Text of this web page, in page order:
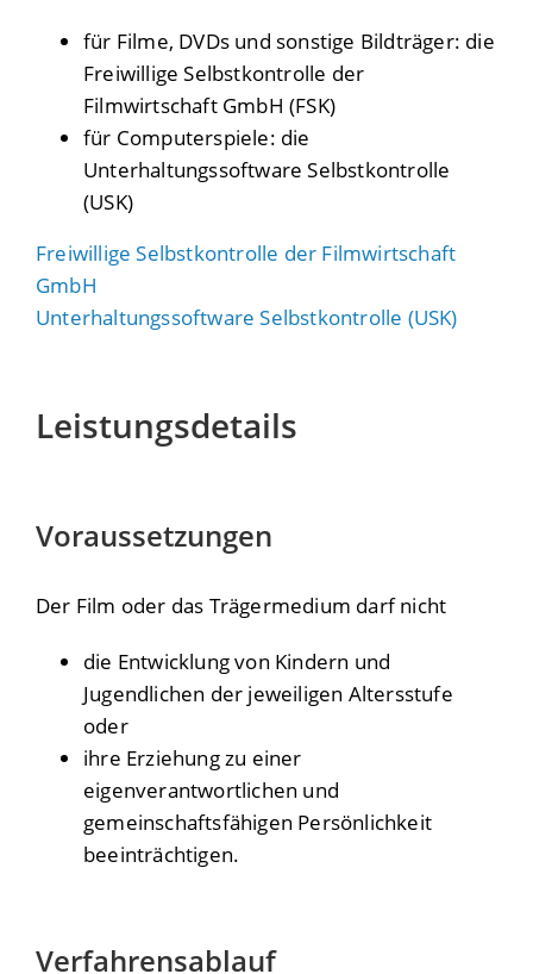
für Filme, DVDs und sonstige Bildträger: die
Freiwillige Selbstkontrolle der
Filmwirtschaft GmbH (FSK)
für Computerspiele: die
Unterhaltungssoftware Selbstkontrolle
(USK)
Freiwillige Selbstkontrolle der Filmwirtschaft
GmbH
Unterhaltungssoftware Selbstkontrolle (USK)
Leistungsdetails
Voraussetzungen
Der Film oder das Trägermedium darf nicht
die Entwicklung von Kindern und
Jugendlichen der jeweiligen Altersstufe
oder
ihre Erziehung zu einer
eigenverantwortlichen und
gemeinschaftsfähigen Persönlichkeit
beeinträchtigen.
Verfahrensablauf